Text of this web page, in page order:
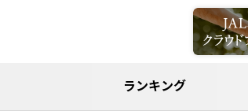
ランキング